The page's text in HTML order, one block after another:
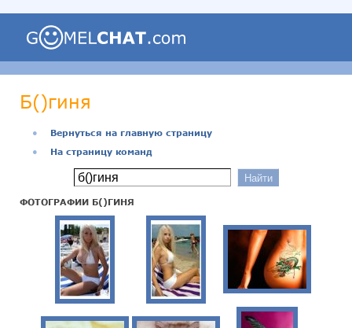
Б()гиня
●
Вернуться на главную страницу
●
На страницу команд
ФОТОГРАФИИ Б()ГИНЯ